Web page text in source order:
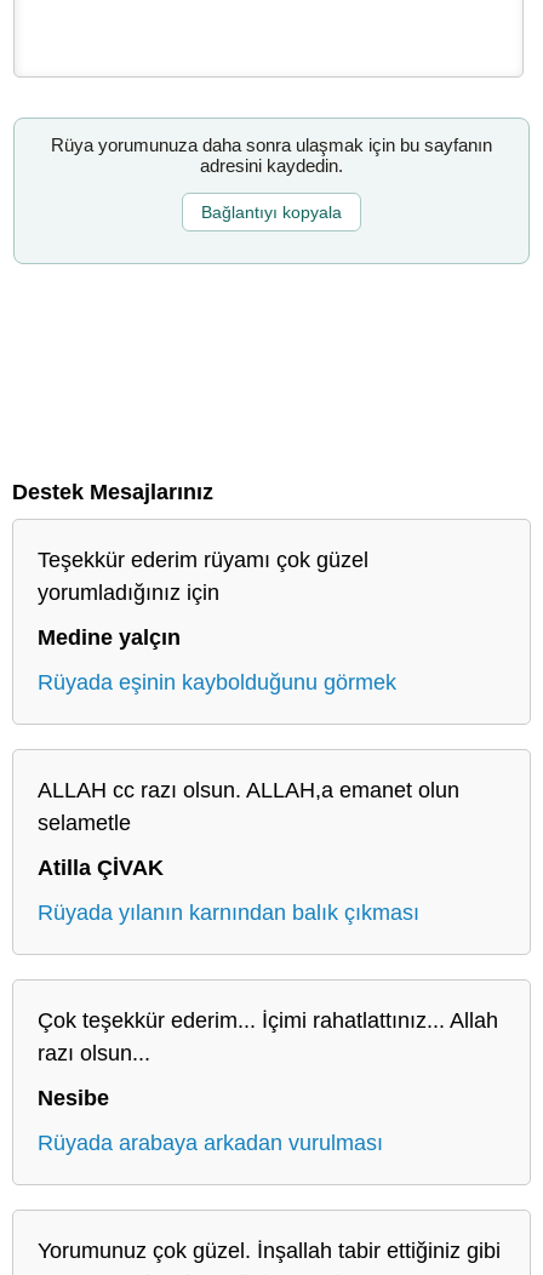
Rüya yorumunuza daha sonra ulaşmak için bu sayfanın
adresini kaydedin.
Bağlantıyı kopyala
Destek Mesajlarınız
Teşekkür ederim rüyamı çok güzel
yorumladığınız için
Medine yalçın
Rüyada eşinin kaybolduğunu görmek
ALLAH cc razı olsun. ALLAH,a emanet olun
selametle
Atilla ÇİVAK
Rüyada yılanın karnından balık çıkması
Çok teşekkür ederim... İçimi rahatlattınız... Allah
razı olsun...
Nesibe
Rüyada arabaya arkadan vurulması
Yorumunuz çok güzel. İnşallah tabir ettiğiniz gibi